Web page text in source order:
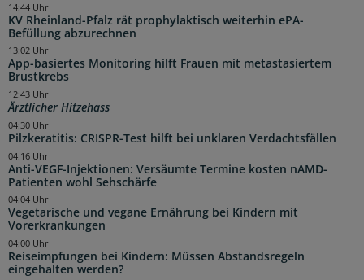
KV Rheinland-Pfalz rät prophylaktisch weiterhin ePA-
Befüllung abzurechnen
14:44 Uhr
App-basiertes Monitoring hilft Frauen mit metastasiertem
Brustkrebs
13:02 Uhr
Ärztlicher Hitzehass
12:43 Uhr
Pilzkeratitis: CRISPR-Test hilft bei unklaren Verdachtsfällen
04:30 Uhr
Anti-VEGF-Injektionen: Versäumte Termine kosten nAMD-
Patienten wohl Sehschärfe
04:16 Uhr
Vegetarische und vegane Ernährung bei Kindern mit
Vorerkrankungen
04:04 Uhr
Reiseimpfungen bei Kindern: Müssen Abstandsregeln
eingehalten werden?
04:00 Uhr